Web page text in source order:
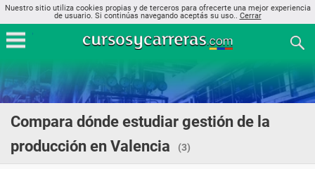
Nuestro sitio utiliza cookies propias y de terceros para ofrecerte una mejor experiencia
de usuario. Si continúas navegando aceptás su uso.. Cerrar
Compara dónde estudiar gestión de la
producción en Valencia
(3)